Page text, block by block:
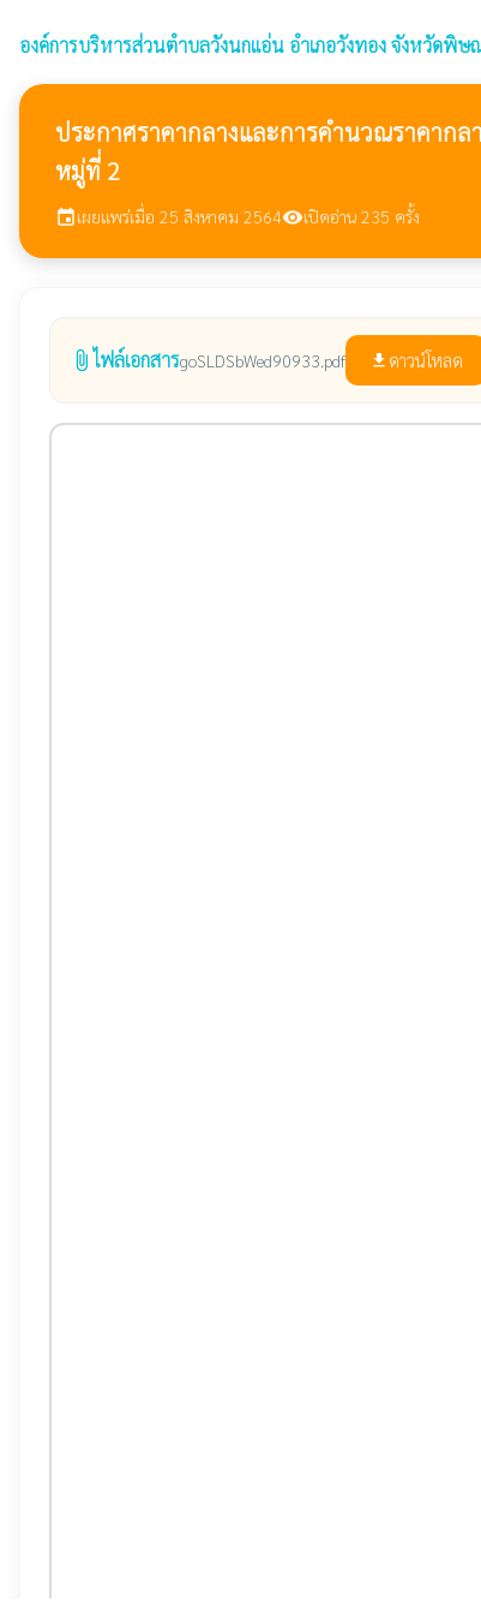
องค์การบริหารส่วนตำบลวังนกแอ่น อำเภอวังทอง จังหวัดพิษ
ประกาศราคากลางและการคำนวณราคาก
หมู่ที่ 2
eventเผยแพร่เมื่อ 25 สิงหาคม 2564visibilityเปิดอ่าน 235 ครั้ง
attach_file ไฟล์เอกสารgoSLDSbWed90933.pdf file_download ดาวน์โหลด